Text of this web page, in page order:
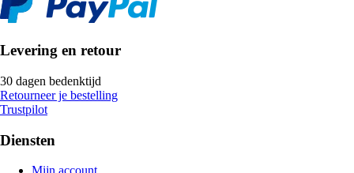
Levering en retour
30 dagen bedenktijd
Retourneer je bestelling
Trustpilot
Diensten